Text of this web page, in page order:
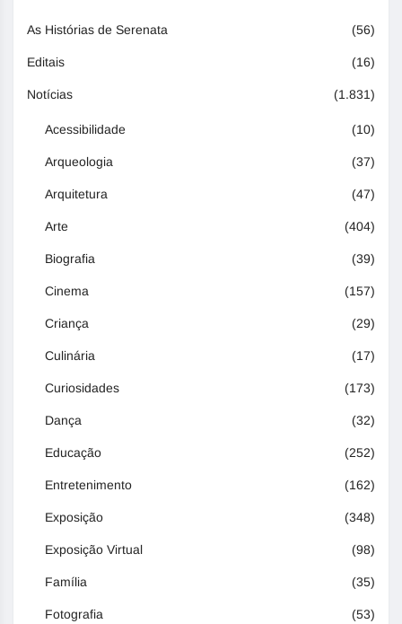
As Histórias de Serenata (56)
Editais (16)
Notícias (1.831)
Acessibilidade (10)
Arqueologia (37)
Arquitetura (47)
Arte (404)
Biografia (39)
Cinema (157)
Criança (29)
Culinária (17)
Curiosidades (173)
Dança (32)
Educação (252)
Entretenimento (162)
Exposição (348)
Exposição Virtual (98)
Família (35)
Fotografia (53)